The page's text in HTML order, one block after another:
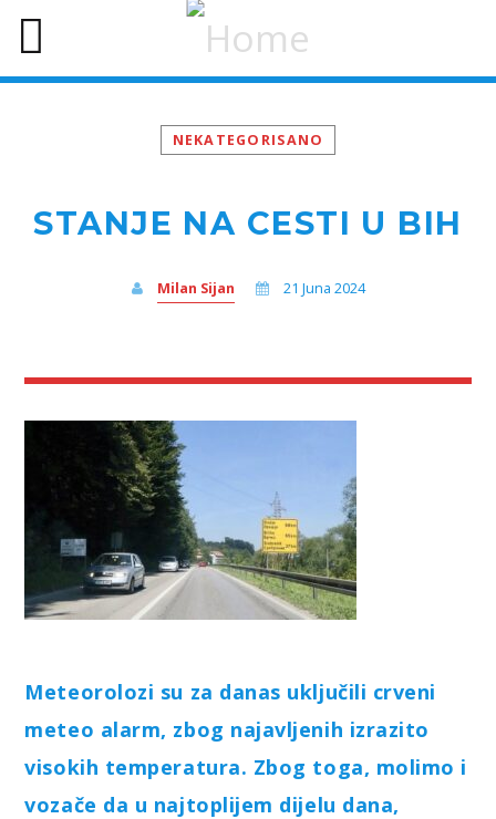
NEKATEGORISANO
STANJE NA CESTI U BIH
Milan Sijan 21 Juna 2024
Meteorolozi su za danas uključili crveni
meteo alarm, zbog najavljenih izrazito
visokih temperatura. Zbog toga, molimo i
vozače da u najtoplijem dijelu dana,